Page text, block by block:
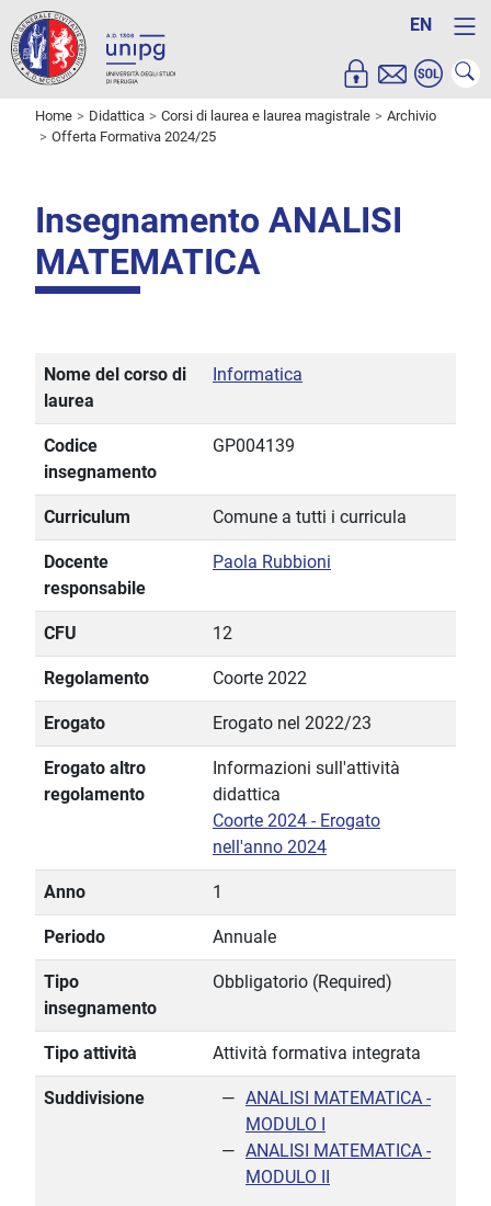
EN
Home Didattica Corsi di laurea e laurea magistrale
Archivio
Offerta Formativa 2024/25
Insegnamento ANALISI
MATEMATICA
Nome del corso di
laurea
Informatica
Codice
insegnamento
GP004139
Curriculum Comune a tutti i curricula
Docente
responsabile
Paola Rubbioni
CFU 12
Regolamento Coorte 2022
Erogato Erogato nel 2022/23
Erogato altro
regolamento
Informazioni sull'attività
didattica
Coorte 2024 - Erogato
nell'anno 2024
Anno 1
Periodo Annuale
Tipo
insegnamento
Obbligatorio (Required)
Tipo attività Attività formativa integrata
Suddivisione
ANALISI MATEMATICA -
MODULO I
ANALISI MATEMATICA -
MODULO II